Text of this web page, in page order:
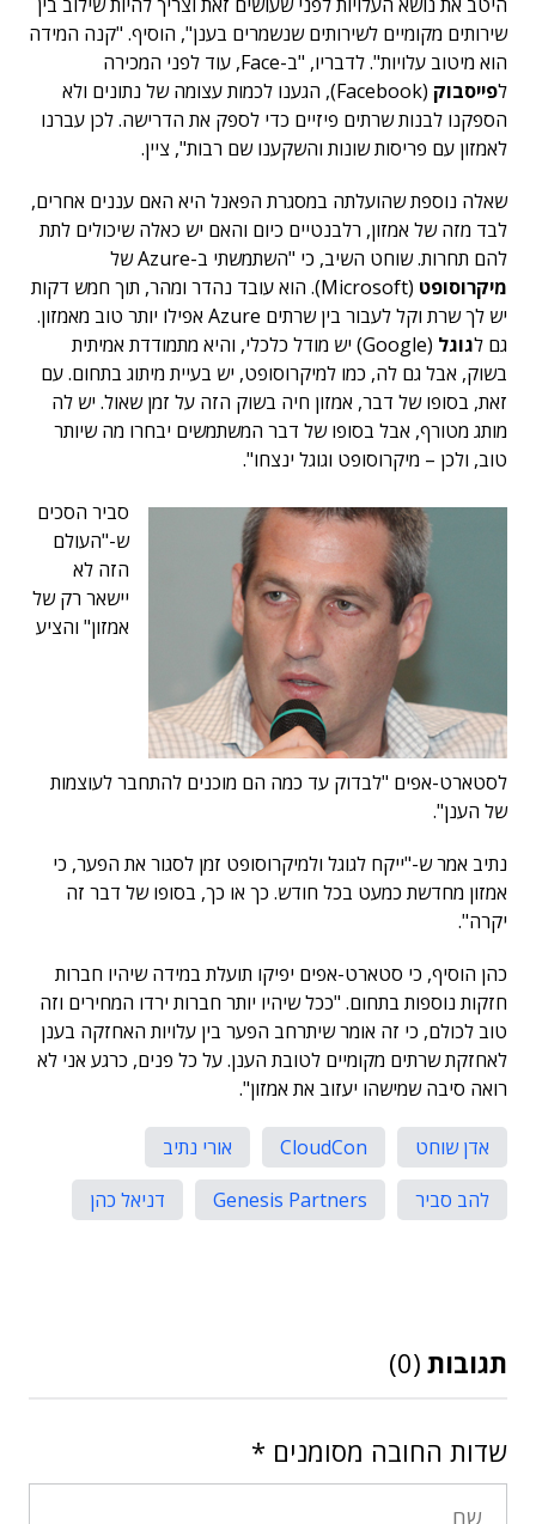
שירותים מקומיים לשירותים שנשמרים בענן", הוסיף. "קנה המידה
הוא מיטוב עלויות". לדבריו, "ב-Face, עוד לפני המכירה
לפייסבוק
(Facebook), הגענו לכמות עצומה של נתונים ולא
הספקנו לבנות שרתים פיזיים כדי לספק את הדרישה. לכן עברנו
לאמזון עם פריסות שונות והשקענו שם רבות", ציין.
שאלה נוספת שהועלתה במסגרת הפאנל היא האם עננים אחרים,
לבד מזה של אמזון, רלבנטיים כיום והאם יש כאלה שיכולים לתת
להם תחרות. שוחט השיב, כי "השתמשתי ב-Azure של
מיקרוסופט
(Microsoft). הוא עובד נהדר ומהר, תוך חמש דקות
יש לך שרת וקל לעבור בין שרתים Azure אפילו יותר טוב מאמזון.
גם לגוגל
(Google) יש מודל כלכלי, והיא מתמודדת אמיתית
בשוק, אבל גם לה, כמו למיקרוסופט, יש בעיית מיתוג בתחום. עם
זאת, בסופו של דבר, אמזון חיה בשוק הזה על זמן שאול. יש לה
מותג מטורף, אבל בסופו של דבר המשתמשים יבחרו מה שיותר
טוב, ולכן – מיקרוסופט וגוגל ינצחו".
סביר הסכים
ש-"העולם
הזה לא
יישאר רק של
אמזון" והציע
לסטארט-אפים "לבדוק עד כמה הם מוכנים להתחבר לעוצמות
של הענן".
נתיב אמר ש-"ייקח לגוגל ולמיקרוסופט זמן לסגור את הפער, כי
אמזון מחדשת כמעט בכל חודש. כך או כך, בסופו של דבר זה
יקרה".
כהן הוסיף, כי סטארט-אפים יפיקו תועלת במידה שיהיו חברות
חזקות נוספות בתחום. "ככל שיהיו יותר חברות ירדו המחירים וזה
טוב לכולם, כי זה אומר שיתרחב הפער בין עלויות האחזקה בענן
לאחזקת שרתים מקומיים לטובת הענן. על כל פנים, כרגע אני לא
רואה סיבה שמישהו יעזוב את אמזון".
אדן שוחט CloudCon
אורי נתיב
להב סביר
Genesis Partners דניאל כהן
תגובות (0)
שדות החובה מסומנים *